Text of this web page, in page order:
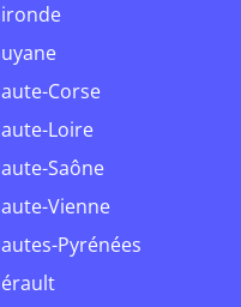
Gironde
Guyane
Haute-Corse
Haute-Loire
Haute-Saône
Haute-Vienne
Hautes-Pyrénées
Hérault